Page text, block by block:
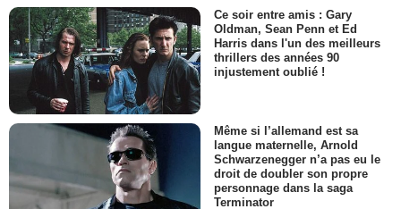
Ce soir entre amis : Gary
Oldman, Sean Penn et Ed
Harris dans l'un des meilleurs
thrillers des années 90
injustement oublié !
Même si l’allemand est sa
langue maternelle, Arnold
Schwarzenegger n’a pas eu le
droit de doubler son propre
personnage dans la saga
Terminator